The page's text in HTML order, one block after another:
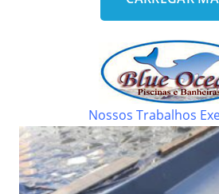
Nossos Trabalhos